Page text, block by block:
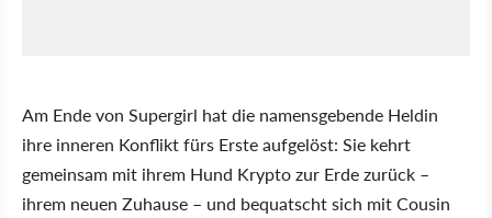
Am Ende von Supergirl hat die namensgebende Heldin
ihre inneren Konflikt fürs Erste aufgelöst: Sie kehrt
gemeinsam mit ihrem Hund Krypto zur Erde zurück –
ihrem neuen Zuhause – und bequatscht sich mit Cousin